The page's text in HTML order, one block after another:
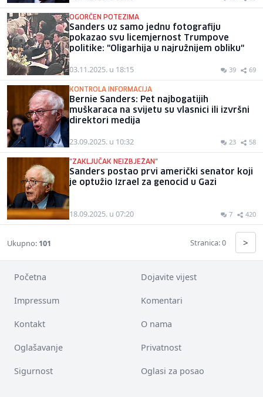
OGORČEN POTEZIMA
Sanders uz samo jednu fotografiju
pokazao svu licemjernost Trumpove
politike: "Oligarhija u najružnijem obliku"
03.11.2025. u 18:15 39 69
KONTROLA INFORMACIJA
Bernie Sanders: Pet najbogatijih
muškaraca na svijetu su vlasnici ili izvršni
direktori medija
23.09.2025. u 10:32 23 58
"ZAKLJUČAK NEIZBJEŽAN"
Sanders postao prvi američki senator koji
je optužio Izrael za genocid u Gazi
18.09.2025. u 07:20 7 420
Ukupno: 101 Stranica: 0 >
Početna Dojavite vijest
Impressum Komentari
Kontakt O nama
Oglašavanje Privatnost
Sigurnost Oglasi za posao